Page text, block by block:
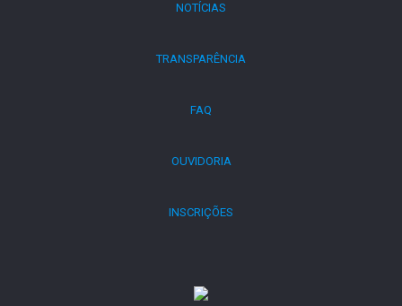
NOTÍCIAS
TRANSPARÊNCIA
FAQ
OUVIDORIA
INSCRIÇÕES